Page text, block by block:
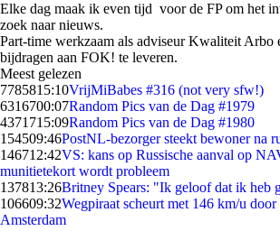
Elke dag maak ik even tijd voor de FP om het
zoek naar nieuws.
Part-time werkzaam als adviseur Kwaliteit
bijdragen aan FOK! te leveren.
Meest gelezen
7785815:10VrijMiBabes #316 (not very sfw!)
6316700:07Random Pics van de Dag #1979
4371715:09Random Pics van de Dag #1980
154509:46PostNL-bezorger steekt bewoner na
146712:42VS: kans op Russische aanval op
munitietekort wordt probleem
137813:26Britney Spears: "Ik geloof dat ik heb
106609:32Wegpiraat scheurt met 146 km/u door
Amsterdam